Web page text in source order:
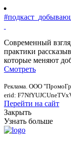
Современный
практики
которые меняют
Смотреть
Реклама. ООО
erid:
Перейти на сайт
Закрыть
Узнать больше